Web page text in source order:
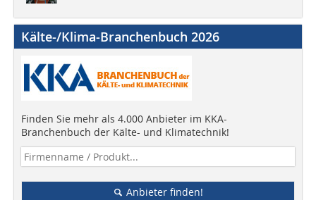
Kälte-/Klima-Branchenbuch 2026
Finden Sie mehr als 4.000 Anbieter im KKA-
Branchenbuch der Kälte- und Klimatechnik!
Anbieter finden!